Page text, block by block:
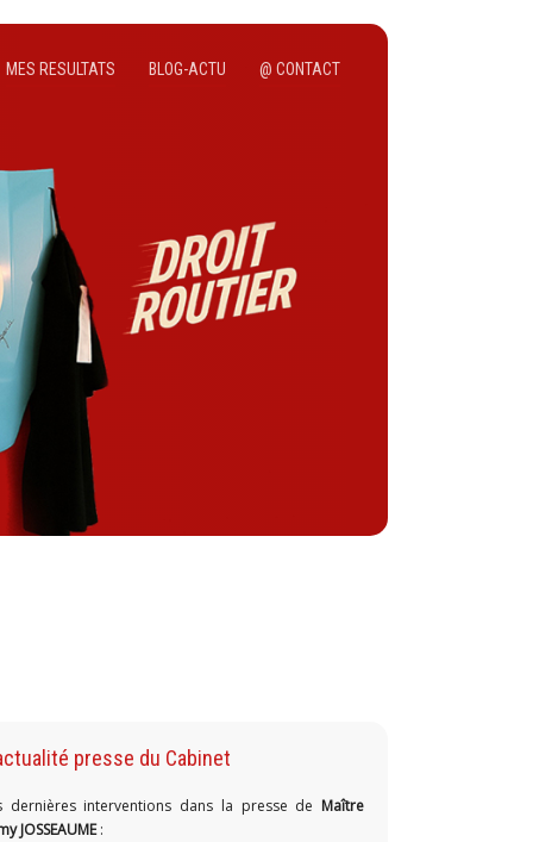
MES RESULTATS BLOG-ACTU @ CONTACT
presse du Cabinet
dernières interventions dans la presse de Maître
JOSSEAUME: